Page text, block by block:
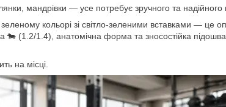
мандрівки — усе потребує зручного та надійного
кольорі зі світло-зеленими вставками — це
(1.2/1.4), анатомічна форма та зносостійка підошва
на місці.